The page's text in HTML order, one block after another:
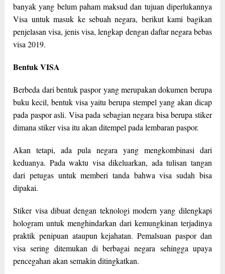
banyak yang belum paham maksud dan tujuan diperlukannya
Visa untuk masuk ke sebuah negara, berikut kami bagikan
penjelasan visa, jenis visa, lengkap dengan daftar negara bebas
visa 2019.
Bentuk VISA
Berbeda dari bentuk paspor yang merupakan dokumen berupa
buku kecil, bentuk visa yaitu berupa stempel yang akan dicap
pada paspor asli. Visa pada sebagian negara bisa berupa stiker
dimana stiker visa itu akan ditempel pada lembaran paspor.
Akan tetapi, ada pula negara yang mengkombinasi dari
keduanya. Pada waktu visa dikeluarkan, ada tulisan tangan
dari petugas untuk memberi tanda bahwa visa sudah bisa
dipakai.
Stiker visa dibuat dengan teknologi modern yang dilengkapi
hologram untuk menghindarkan dari kemungkinan terjadinya
praktik penipuan ataupun kejahatan. Pemalsuan paspor dan
visa sering ditemukan di berbagai negara sehingga upaya
pencegahan akan semakin ditingkatkan.